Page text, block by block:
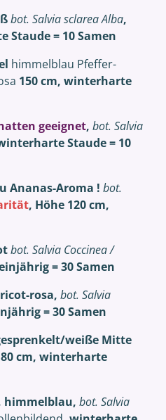
bot. Salvia sclarea Alba,
Staude = 10 Samen
himmelblau Pfeffer-
150 cm, winterharte
geeignet, bot. Salvia
Staude = 10
Ananas-Aroma ! bot.
, Höhe 120 cm,
bot. Salvia Coccinea /
= 30 Samen
rosa, bot. Salvia
=30 Samen
weiße Mitte
cm, winterharte
himmelblau, bot. Salvia